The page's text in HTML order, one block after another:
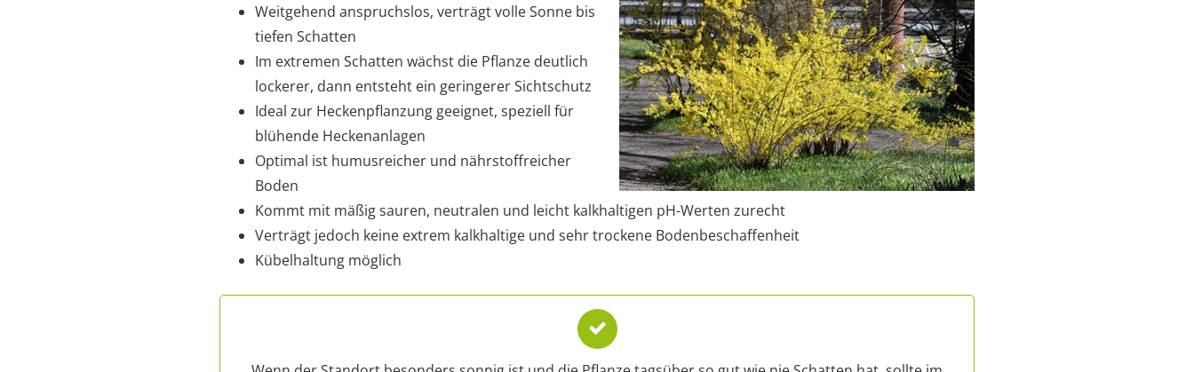
Weitgehend anspruchslos, verträgt volle Sonne bis
tiefen Schatten
Im extremen Schatten wächst die Pflanze deutlich
lockerer, dann entsteht ein geringerer Sichtschutz
Ideal zur Heckenpflanzung geeignet, speziell für
blühende Heckenanlagen
Optimal ist humusreicher und nährstoffreicher
Boden
Kommt mit mäßig sauren, neutralen und leicht kalkhaltigen pH-Werten zurecht
Verträgt jedoch keine extrem kalkhaltige und sehr trockene Bodenbeschaffenheit
Kübelhaltung möglich